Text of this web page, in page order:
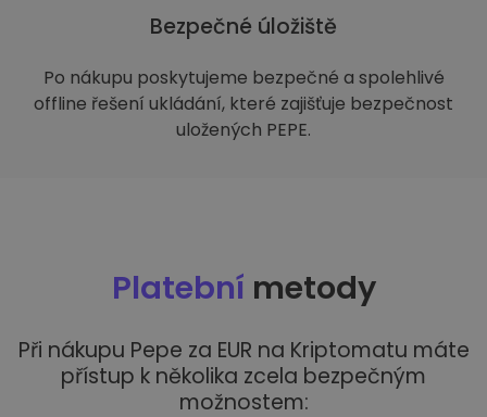
Bezpečné úložiště
Po nákupu poskytujeme bezpečné a spolehlivé
offline řešení ukládání, které zajišťuje bezpečnost
uložených PEPE.
Platební metody
Při nákupu Pepe za EUR na Kriptomatu máte
přístup k několika zcela bezpečným
možnostem: